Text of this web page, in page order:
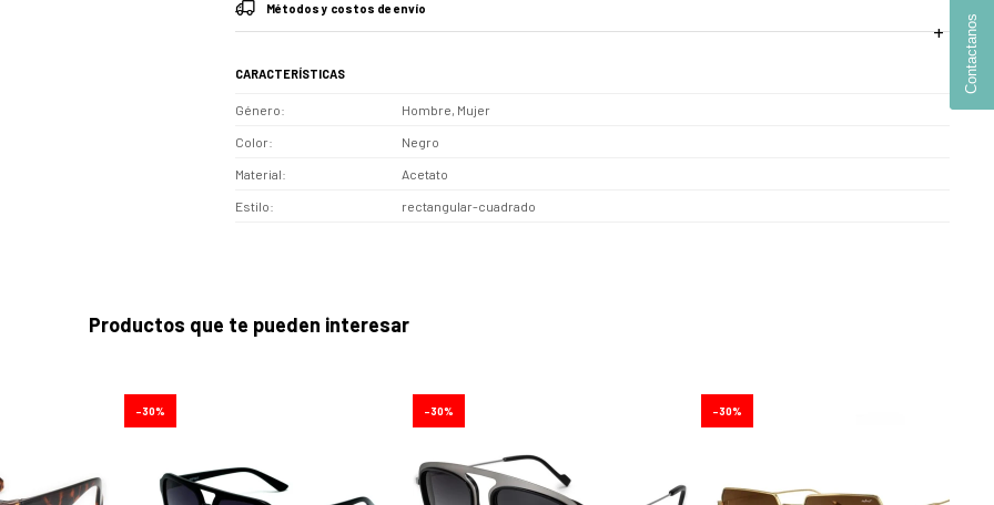
Métodos y costos de envío
CARACTERÍSTICAS
Género Hombre, Mujer
Color Negro
Material Acetato
Estilo rectangular-cuadrado
Productos que te pueden interesar
30 30 30
Contactanos